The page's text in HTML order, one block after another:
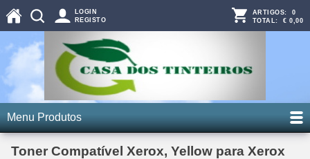
LOGIN
REGISTO
ARTIGOS: 0
TOTAL: € 0,00
Menu Produtos
Toner Compatível Xerox, Yellow para Xerox